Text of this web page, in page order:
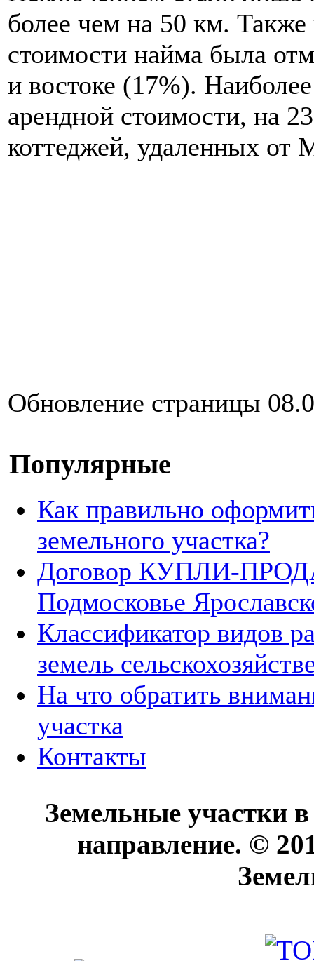
более чем на 50 км.
стоимости найма была
и востоке (17%).
арендной стоимости, на
коттеджей, удаленных
Обновление страницы
Популярные
Как правильно
земельного участка?
Договор КУПЛИ-
Подмосковье
Классификатор видов
земель
На что обратить
участка
Контакты
Земельные участки
направление. ©